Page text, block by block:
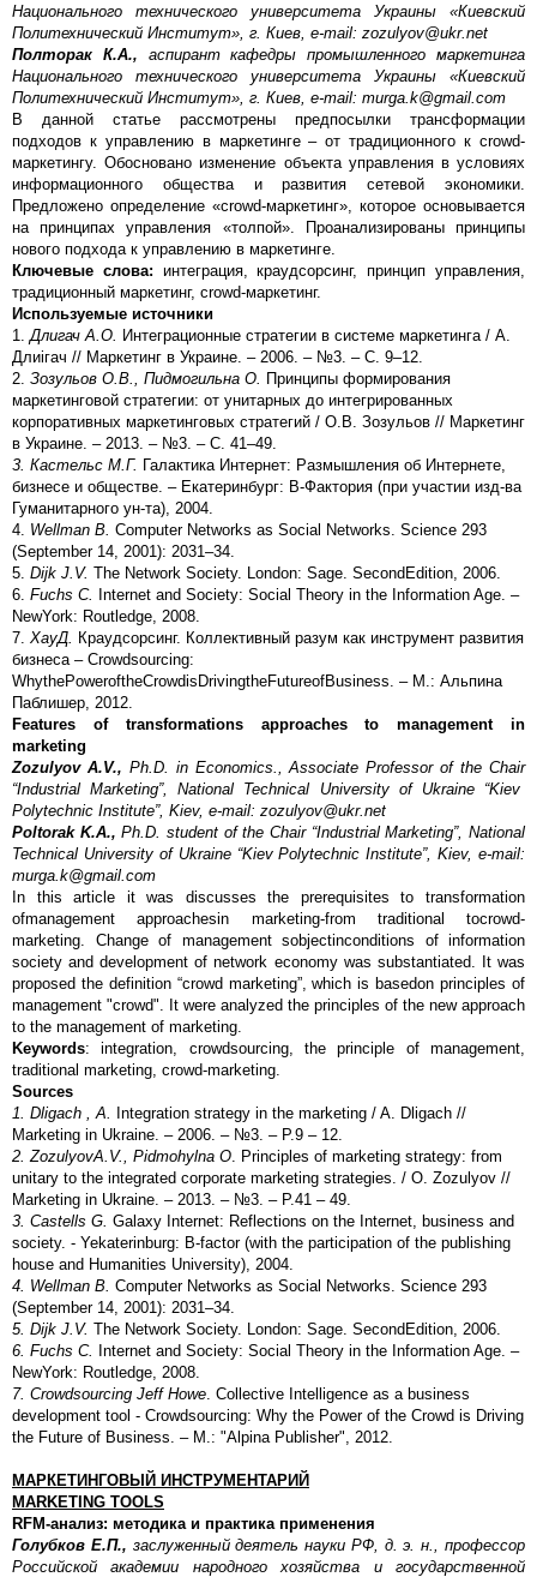
Национального технического университета Украины «Киевский
Политехнический Институт», г. Киев, e-mail: zozulyov@ukr.net
Полторак К.А., аспирант кафедры промышленного маркетинга
Национального технического университета Украины «Киевский
Политехнический Институт», г. Киев, e-mail: murga.k@gmail.com
В данной статье рассмотрены предпосылки трансформации
подходов к управлению в маркетинге – от традиционного к сrowd-
маркетингу. Обосновано изменение объекта управления в условиях
информационного общества и развития сетевой экономики.
Предложено определение «сrowd-маркетинг», которое основывается
на принципах управления «толпой». Проанализированы принципы
нового подхода к управлению в маркетинге.
Ключевые слова: интеграция, краудсорсинг, принцип управления,
традиционный маркетинг, crowd-маркетинг.
Используемые источники
1. Длигач А.О. Интеграционные стратегии в системе маркетинга / А.
Длиігач // Маркетинг в Украине. – 2006. – №3. – С. 9–12.
2. Зозульов О.В., Пидмогильна О. Принципы формирования
маркетинговой стратегии: от унитарных до интегрированных
корпоративных маркетинговых стратегий / О.В. Зозульов // Маркетинг
в Украине. – 2013. – №3. – С. 41–49.
3. Кастельс М.Г. Галактика Интернет: Размышления об Интернете,
бизнесе и обществе. – Екатеринбург: В-Фактория (при участии изд-ва
Гуманитарного ун-та), 2004.
4. Wellman B. Computer Networks as Social Networks. Science 293
(September 14, 2001): 2031–34.
5. Dijk J.V. The Network Society. London: Sage. SecondEdition, 2006.
6. Fuchs C. Internet and Society: Social Theory in the Information Age. –
NewYork: Routledge, 2008.
7. ХауД Краудсорсинг. Коллективный разум как инструмент развития
бизнеса – Crowdsourcing:
WhythePoweroftheCrowdisDrivingtheFutureofBusiness. – М.: Альпина
Паблишер, 2012.
Features of transformations approaches to management in
marketing
Zozulyov A.V., Ph.D. in Economics., Associate Professor ofthe Chair
“Industrial Marketing”, National Technical University of Ukraine “Kiev
Polytechnic Institute”, Kiev, e-mail: zozulyov@ukr.net
Poltorak K.A.,Ph.D. student ofthe Chair“Industrial Marketing”, National
Technical University of Ukraine “Kiev Polytechnic Institute”, Kiev, e-mail:
murga.k@gmail.com
In this article it was discusses the prerequisites to transformation
ofmanagement approachesin marketing-from traditional tocrowd-
marketing. Change of management sobjectinconditions of information
society and development of network economy was substantiated. It was
proposed the definition “crowd marketing”, which is basedon principles of
management "crowd". It were analyzed the principles of the new approach
to the management of marketing.
Keywords: integration, crowdsourcing, the principle of management,
traditional marketing, crowd-marketing.
Sources
1. Dligach , A. Integration strategy in the marketing / A. Dligach //
Marketing in Ukraine. – 2006. – №3. – P.9 – 12.
2. ZozulyovA.V., Pidmohylna O . Principles of marketing strategy: from
unitary to the integrated corporate marketing strategies. / O. Zozulyov //
Marketing in Ukraine. – 2013. – №3. – P.41 – 49.
3. Castells G. Galaxy Internet: Reflections on the Internet, business and
society. - Yekaterinburg: B-factor (with the participation of the publishing
house and Humanities University), 2004.
4. Wellman B. Computer Networks as Social Networks. Science 293
(September 14, 2001): 2031–34.
5. Dijk J.V. The Network Society. London: Sage. SecondEdition, 2006.
6. Fuchs C. Internet and Society: Social Theory in the Information Age. –
NewYork: Routledge, 2008.
7. Crowdsourcing Jeff Howe . Collective Intelligence as a business
development tool - Crowdsourcing: Why the Power of the Crowd is Driving
the Future of Business. – M.: "Alpina Publisher", 2012.
МАРКЕТИНГОВЫЙ ИНСТРУМЕНТАРИЙ
MARKETING TOOLS
RFM-анализ: методика и практика применения
Голубков Е.П., заслуженный деятель науки РФ, д. э. н., профессор
Российской академии народного хозяйства и государственной